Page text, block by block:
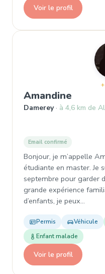
Voir le profil
Amandine ,
Damerey à 4,6 km de
Email confirmé
Bonjour, je m’appelle
étudiante en master. Je
septembre pour garder
grande expérience
d’enfants, je peux…
Permis Véhicule
Enfant malade
Voir le profil